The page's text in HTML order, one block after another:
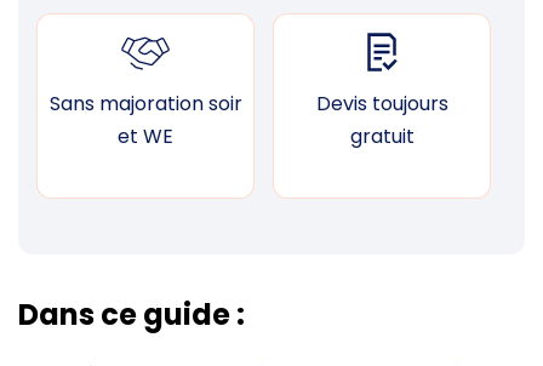
Sans majoration soir
et WE
Devis toujours
gratuit
Dans ce guide :